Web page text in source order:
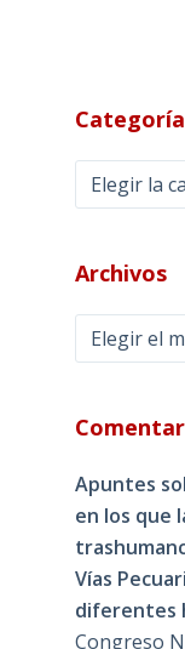
Categorías
Archivos
Archivos
Apuntes
en los que
Vías
diferentes
Congreso